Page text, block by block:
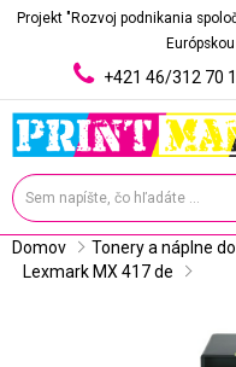
Projekt "Rozvoj podnikania
+421 46/312 70
Domov Tonery a náplne
Lexmark MX 417 de